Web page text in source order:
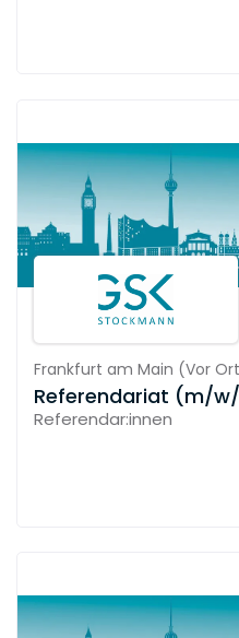
Frankfurt am Main (Vor Ort
Referendariat (m/
Referendar:innen